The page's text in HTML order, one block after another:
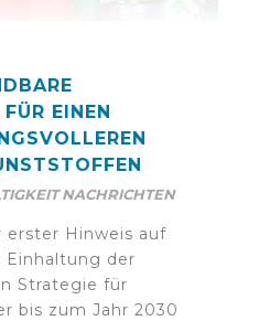
EINEN
NACHRICHTEN
erster Hinweis auf
der
Strategie für
bis zum Jahr 2030